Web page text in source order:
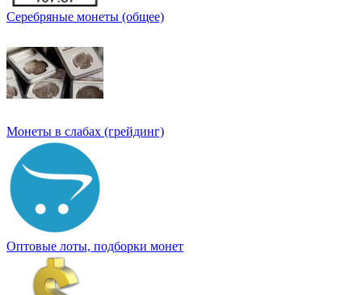
Серебряные монеты (общее)
Монеты в слабах (грейдинг)
Оптовые лоты, подборки монет